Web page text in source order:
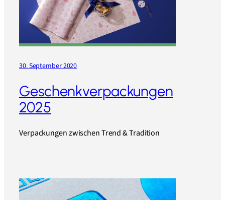
30. September 2020
Geschenkverpackungen
2025
Verpackungen zwischen Trend & Tradition